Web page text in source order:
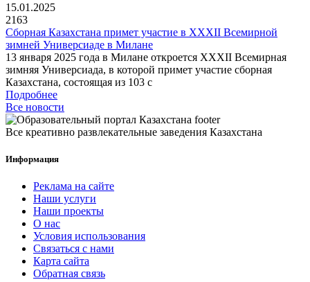
15.01.2025
2163
Сборная Казахстана примет участие в XXXII Всемирной
зимней Универсиаде в Милане
13 января 2025 года в Милане откроется XXXII Всемирная
зимняя Универсиада, в которой примет участие сборная
Казахстана, состоящая из 103 с
Подробнее
Все новости
Все креативно развлекательные заведения Казахстана
Информация
Реклама на сайте
Наши услуги
Наши проекты
О нас
Условия использования
Связаться с нами
Карта сайта
Обратная связь